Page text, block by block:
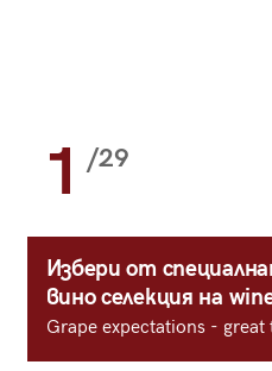
1 /29
Избери от
вино селекция на
Grape expectations - great